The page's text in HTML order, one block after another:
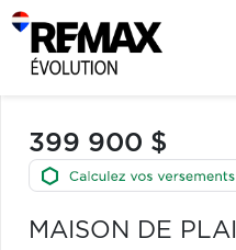
399 900 $
MAISON DE